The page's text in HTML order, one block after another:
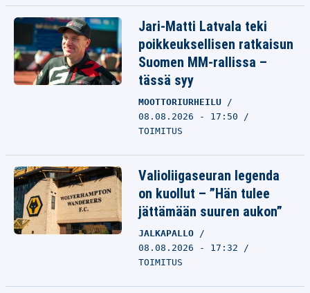
Jari-Matti Latvala teki
poikkeuksellisen ratkaisun
Suomen MM-rallissa –
tässä syy
MOOTTORIURHEILU
08.08.2026 - 17:50
TOIMITUS
Valioliigaseuran legenda
on kuollut – ”Hän tulee
jättämään suuren aukon”
JALKAPALLO
08.08.2026 - 17:32
TOIMITUS